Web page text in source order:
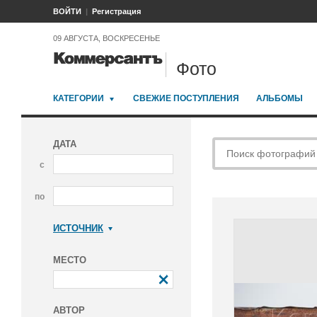
ВОЙТИ Регистрация
09 АВГУСТА, ВОСКРЕСЕНЬЕ
Фото
КАТЕГОРИИ СВЕЖИЕ ПОСТУПЛЕНИЯ АЛЬБОМЫ
ДАТА
с
по
ИСТОЧНИК
МЕСТО
АВТОР